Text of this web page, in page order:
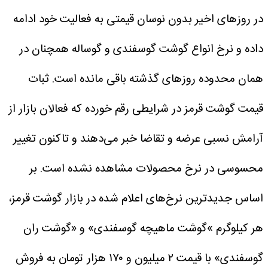
در روزهای اخیر بدون نوسان قیمتی به فعالیت خود ادامه
داده و نرخ انواع گوشت گوسفندی و گوساله همچنان در
همان محدوده روزهای گذشته باقی مانده است.ثبات
قیمت گوشت قرمز در شرایطی رقم خورده که فعالان بازار از
آرامش نسبی عرضه و تقاضا خبر می‌دهند و تاکنون تغییر
محسوسی در نرخ محصولات مشاهده نشده است. بر
اساس جدیدترین نرخ‌های اعلام شده در بازار گوشت قرمز،
هر کیلوگرم »گوشت ماهیچه گوسفندی» و «گوشت ران
گوسفندی» با قیمت ۲ میلیون و ۱۷۰ هزار تومان به فروش